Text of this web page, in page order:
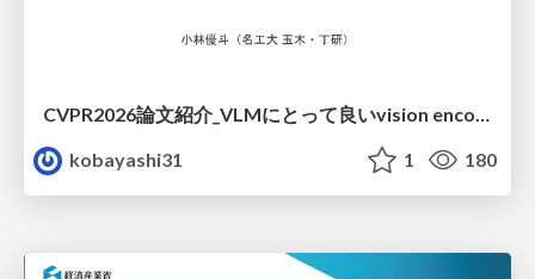
kobayashi31
1 180